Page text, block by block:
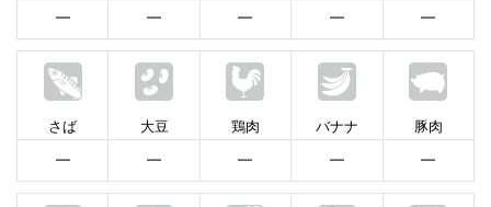
━ ━ ━ ━ ━
さば
━
大豆
━
鶏肉
━
バナナ
━
豚肉
━